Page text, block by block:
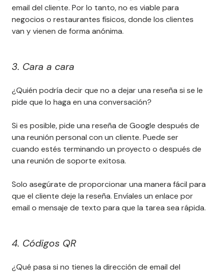
email del cliente. Por lo tanto, no es viable para
negocios o restaurantes físicos, donde los clientes
van y vienen de forma anónima.
3. Cara a cara
¿Quién podría decir que no a dejar una reseña si se le
pide que lo haga en una conversación?
Si es posible, pide una reseña de Google después de
una reunión personal con un cliente. Puede ser
cuando estés terminando un proyecto o después de
una reunión de soporte exitosa.
Solo asegúrate de proporcionar una manera fácil para
que el cliente deje la reseña. Envíales un enlace por
email o mensaje de texto para que la tarea sea rápida.
4. Códigos QR
¿Qué pasa si no tienes la dirección de email del